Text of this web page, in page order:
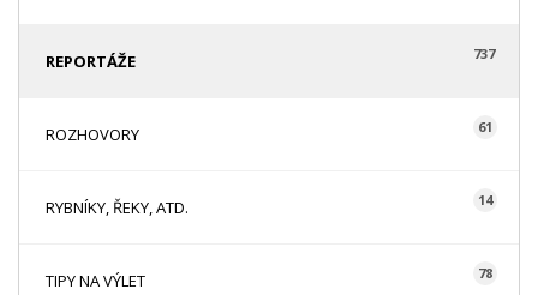
REPORTÁŽE 737
ROZHOVORY 61
RYBNÍKY, ŘEKY, ATD. 14
TIPY NA VÝLET 78